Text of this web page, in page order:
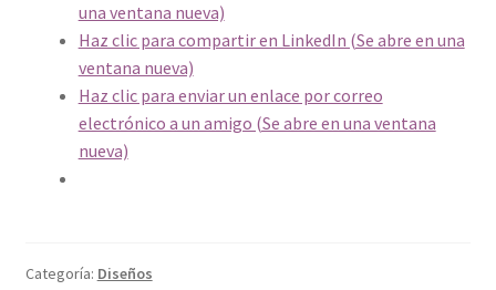
una ventana nueva)
Haz clic para compartir en LinkedIn (Se abre en una
ventana nueva)
Haz clic para enviar un enlace por correo
electrónico a un amigo (Se abre en una ventana
nueva)
Categoría: Diseños